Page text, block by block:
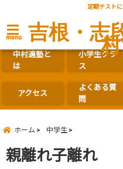
定期テスト
menu 吉根・志
中村適塾と
は
小学生クラ
ス
アクセス
よくある質
問
ホーム 中学生
親離れ子離れ